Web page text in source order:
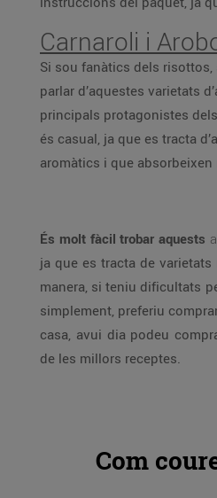
Carnaroli i
Si sou fanàtics dels
parlar d’aquestes varietats
principals protagonistes
és casual, ja que es tracta
aromàtics i que
És molt fàcil trobar aquests
ja que es tracta de
manera, si teniu dificultats
simplement, preferiu
casa, avui dia podeu
de les millors receptes.
Com